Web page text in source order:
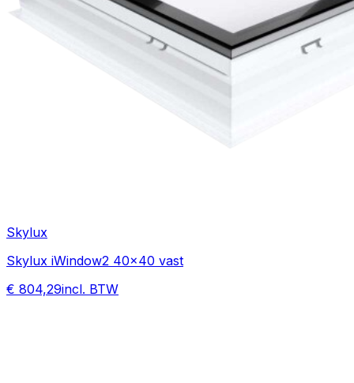
Skylux
Skylux iWindow2 40x40 vast
€ 804,29incl. BTW